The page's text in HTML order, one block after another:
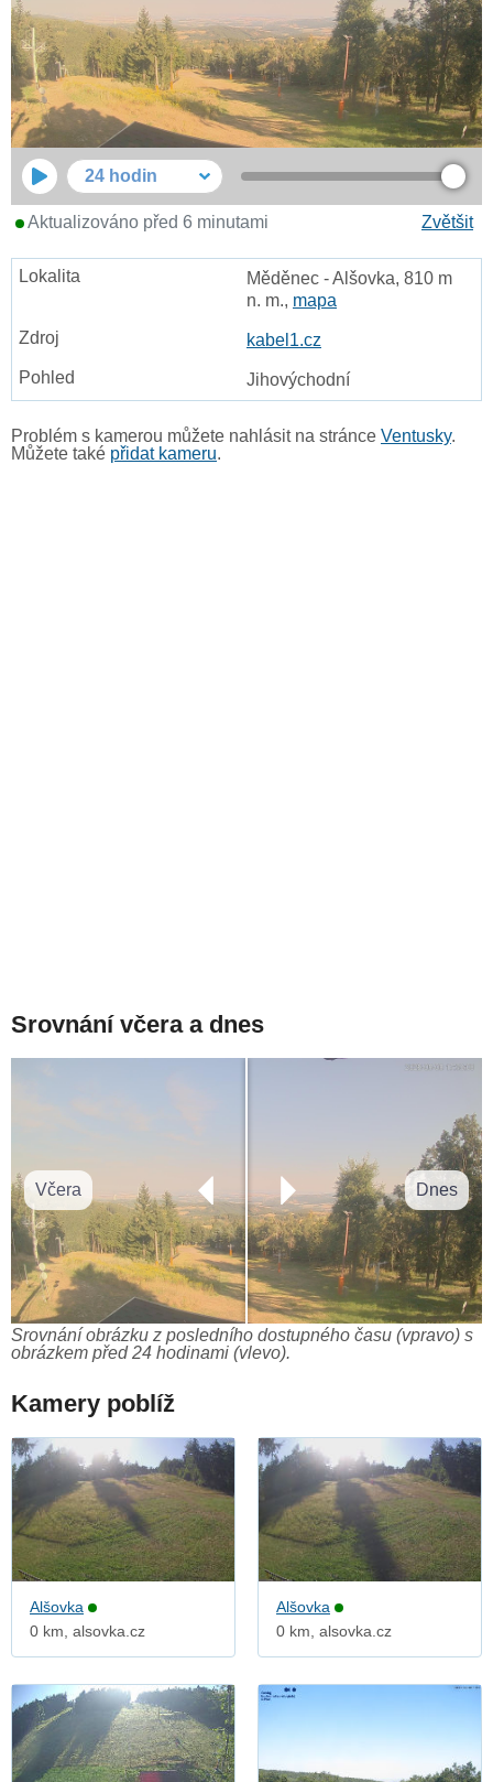
24 hodin
Zvětšit
Aktualizováno před 6 minutami
Měděnec - Alšovka, 810 m
n. m., mapa
kabel1.cz
Jihovýchodní
Problém s kamerou můžete nahlásit na stránce Ventusky.
Můžete také přidat kameru.
Srovnání včera a dnes
Včera Dnes
Srovnání obrázku z posledního dostupného času (vpravo) s
obrázkem před 24 hodinami (vlevo).
Kamery poblíž
Alšovka
0 km, alsovka.cz
Alšovka
0 km, alsovka.cz